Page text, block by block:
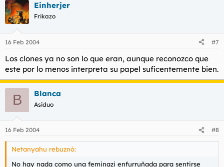
Einherjer
Frikazo
16 Feb 2004 #7
Los clones ya no son lo que eran, aunque reconozco que
este por lo menos interpreta su papel suficentemente bien.
B Blanca
Asiduo
16 Feb 2004 #8
Netanyahu rebuznó:
No hay nada como una feminazi enfurruñada para sentirse